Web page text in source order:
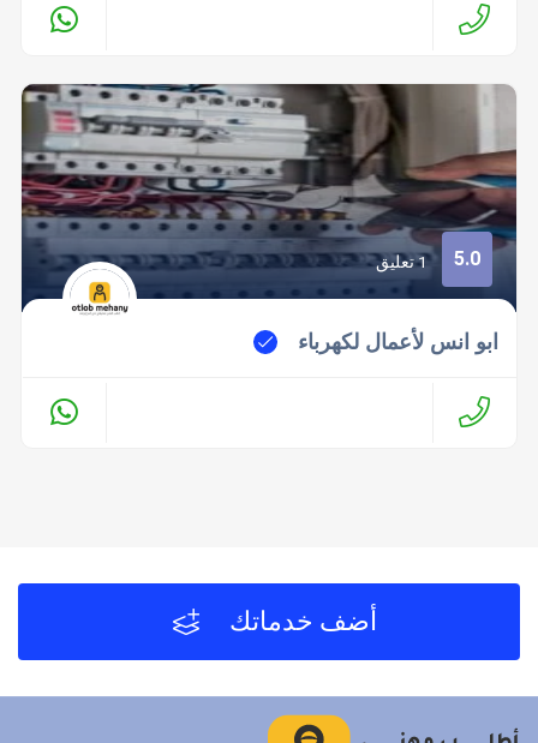
5.0 1 تعليق
ابو انس لأعمال لكهرباء
أضف خدماتك